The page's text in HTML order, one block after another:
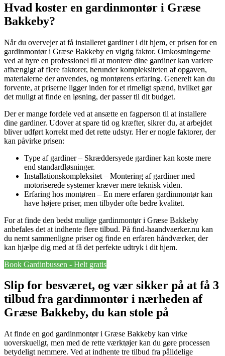
Hvad koster en gardinmontør i Græse
Bakkeby?
Når du overvejer at få installeret gardiner i dit hjem, er prisen for en
gardinmontør i Græse Bakkeby en vigtig faktor. Omkostningerne
ved at hyre en professionel til at montere dine gardiner kan variere
afhængigt af flere faktorer, herunder kompleksiteten af opgaven,
materialerne der anvendes, og montørens erfaring. Generelt kan du
forvente, at priserne ligger inden for et rimeligt spænd, hvilket gør
det muligt at finde en løsning, der passer til dit budget.
Der er mange fordele ved at ansætte en fagperson til at installere
dine gardiner. Udover at spare tid og kræfter, sikrer du, at arbejdet
bliver udført korrekt med det rette udstyr. Her er nogle faktorer, der
kan påvirke prisen:
Type af gardiner – Skræddersyede gardiner kan koste mere
end standardløsninger.
Installationskompleksitet – Montering af gardiner med
motoriserede systemer kræver mere teknisk viden.
Erfaring hos montøren – En mere erfaren gardinmontør kan
have højere priser, men tilbyder ofte bedre kvalitet.
For at finde den bedst mulige gardinmontør i Græse Bakkeby
anbefales det at indhente flere tilbud. På find-haandvaerker.nu kan
du nemt sammenligne priser og finde en erfaren håndværker, der
kan hjælpe dig med at få det perfekte udtryk i dit hjem.
Book Gardinbussen - Helt gratis
Slip for besværet, og vær sikker på at få 3
tilbud fra gardinmontør i nærheden af
Græse Bakkeby, du kan stole på
At finde en god gardinmontør i Græse Bakkeby kan virke
uoverskueligt, men med de rette værktøjer kan du gøre processen
betydeligt nemmere. Ved at indhente tre tilbud fra pålidelige